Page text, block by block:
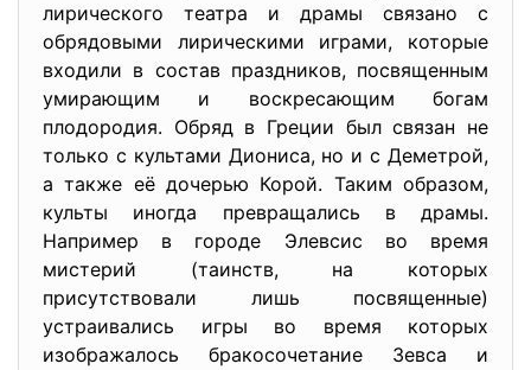
лирического театра и драмы связано с
обрядовыми лирическими играми, которые
входили в состав праздников, посвященным
умирающим и воскресающим богам
плодородия. Обряд в Греции был связан не
только с культами Диониса, но и с Деметрой,
а также её дочерью Корой. Таким образом,
культы иногда превращались в драмы.
Например в городе Элевсис во время
мистерий (таинств, на которых
присутствовали лишь посвященные)
устраивались игры во время которых
изображалось бракосочетание Зевса и